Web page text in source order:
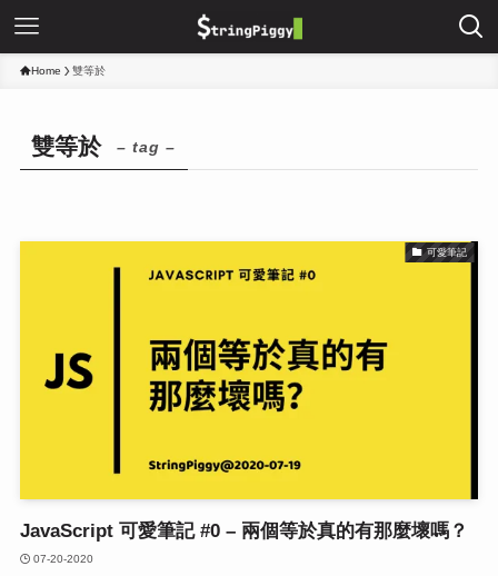
Home 雙等於
雙等於 – tag –
可愛筆記
JavaScript 可愛筆記 #0 – 兩個等於真的有那麼壞嗎？
07-20-2020